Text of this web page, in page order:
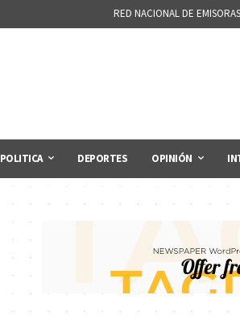
RED NACIONAL DE EMISORAS
POLITICA DEPORTES OPINIÓN